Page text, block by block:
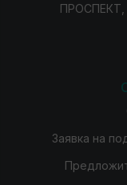
Заявка на